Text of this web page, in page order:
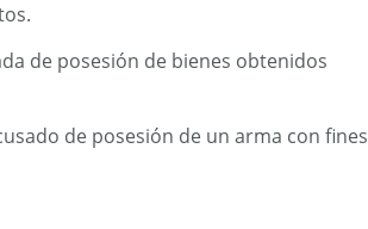
de posesión de bienes obtenidos
de posesión de un arma con fines